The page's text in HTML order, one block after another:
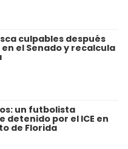
culpables después
el Senado y recalcula
un futbolista
detenido por el ICE en
de Florida